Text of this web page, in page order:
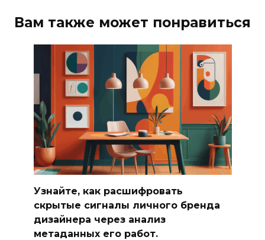
Вам также может понравиться
Узнайте, как расшифровать
скрытые сигналы личного бренда
дизайнера через анализ
метаданных его работ.